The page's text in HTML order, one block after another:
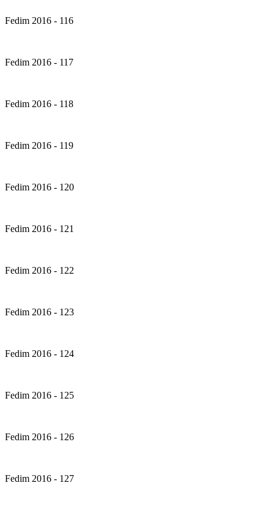
Fedim 2016 - 116
Fedim 2016 - 117
Fedim 2016 - 118
Fedim 2016 - 119
Fedim 2016 - 120
Fedim 2016 - 121
Fedim 2016 - 122
Fedim 2016 - 123
Fedim 2016 - 124
Fedim 2016 - 125
Fedim 2016 - 126
Fedim 2016 - 127